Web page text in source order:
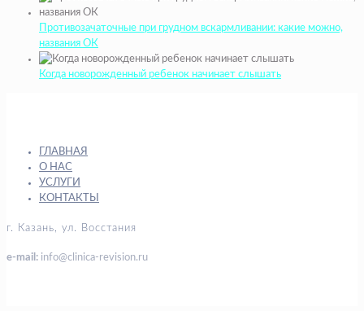
Противозачаточные при грудном вскармливании: какие можно,
названия ОК
Когда новорожденный ребенок начинает слышать
ГЛАВНАЯ
О НАС
УСЛУГИ
КОНТАКТЫ
г. Казань, ул. Восстания
e-mail: info@clinica-revision.ru